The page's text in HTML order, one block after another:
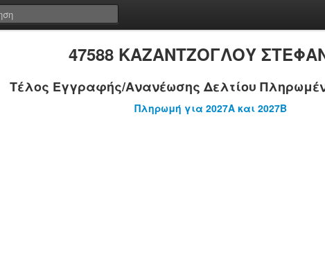
47588 ΚΑΖΑΝΤΖΟΓΛΟΥ
Τέλος Εγγραφής/Ανανέωσης Δελτίου
Πληρωμή για 2027A και 2027B